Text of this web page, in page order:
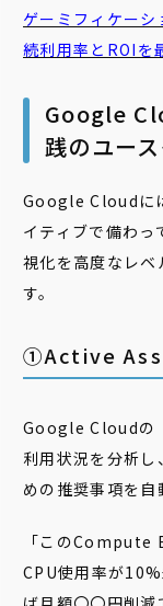
ゲーミフィケーシ
続利用率とROIを
Google
践のユー
Google Cloudに
イティブで備わっ
視化を高度なレベ
す。
①Active
Google Cloudの
利用状況を分析
めの推奨事項を自
「このCompute
CPU使用率が